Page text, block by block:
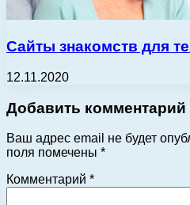
Сайты знакомств для
12.11.2020
Добавить комментарий
Ваш адрес email не будет
поля помечены *
Комментарий *